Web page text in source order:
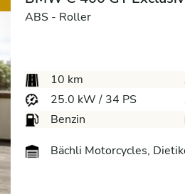
ABS - Roller
10 km
25.0 kW / 34 PS
Benzin
Bächli Motorcycles,